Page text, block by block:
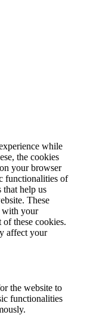
while
the cookies
your browser
functionalities of
that help us
These
with your
these cookies.
affect your
the website to
functionalities